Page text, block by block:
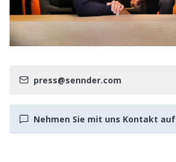
press@sennder.com
Nehmen Sie mit uns Kontakt auf